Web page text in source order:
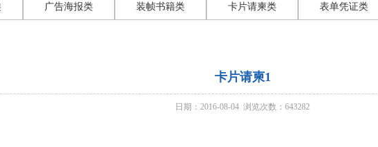
广告海报类 装帧书籍类 卡片请柬类 表单凭证类
卡片请柬1
日期：2016-08-04 浏览次数： 643282